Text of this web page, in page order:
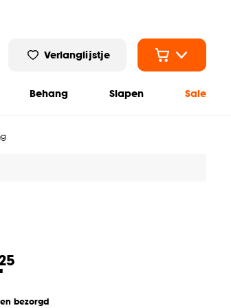
Verlanglijstje
Behang Slapen Sale
bezorgd